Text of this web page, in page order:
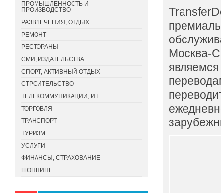
Москва-
ПРОМЫШЛЕННОСТЬ И
ПРОИЗВОДСТВО
РАЗВЛЕЧЕНИЯ, ОТДЫХ
РЕМОНТ
РЕСТОРАНЫ
СМИ, ИЗДАТЕЛЬСТВА
СПОРТ, АКТИВНЫЙ ОТДЫХ
СТРОИТЕЛЬСТВО
ТЕЛЕКОММУНИКАЦИИ, ИТ
ТОРГОВЛЯ
ТРАНСПОРТ
ТУРИЗМ
УСЛУГИ
ФИНАНСЫ, СТРАХОВАНИЕ
ШОППИНГ